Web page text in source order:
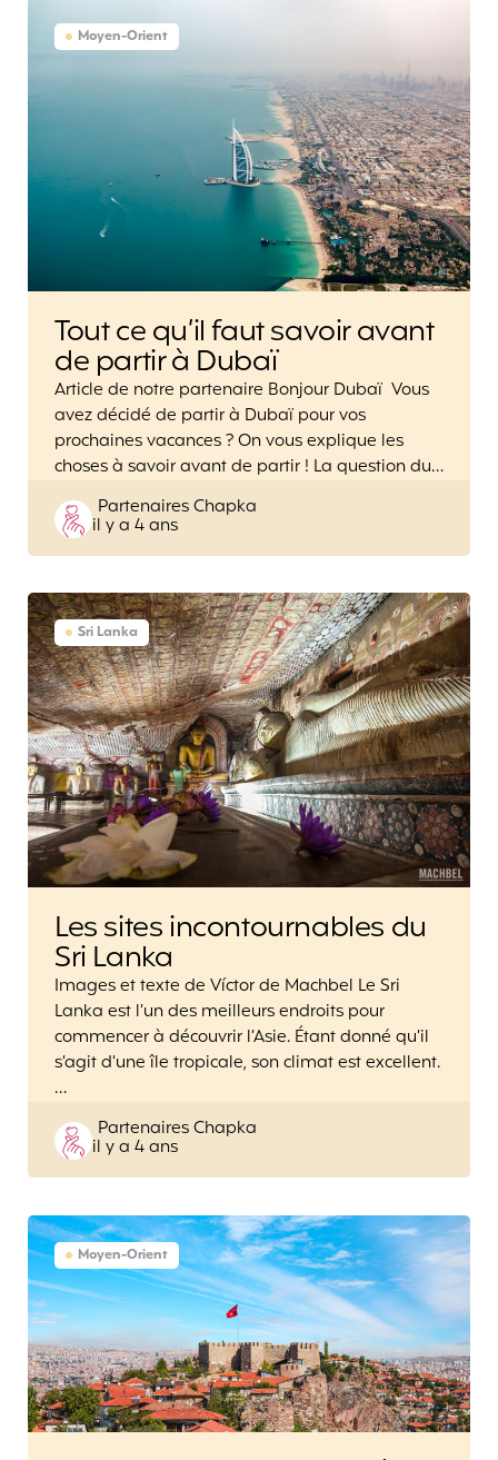
Moyen-Orient
Tout ce qu’il faut savoir avant
de partir à Dubaï
Article de notre partenaire Bonjour Dubaï Vous
avez décidé de partir à Dubaï pour vos
prochaines vacances ? On vous explique les
choses à savoir avant de partir ! La question du…
Posted
by
Partenaires Chapka
il y a 4 ans
Sri Lanka
Les sites incontournables du
Sri Lanka
Images et texte de Víctor de Machbel Le Sri
Lanka est l’un des meilleurs endroits pour
commencer à découvrir l’Asie. Étant donné qu’il
s’agit d’une île tropicale, son climat est excellent.
…
Posted
by
Partenaires Chapka
il y a 4 ans
Moyen-Orient